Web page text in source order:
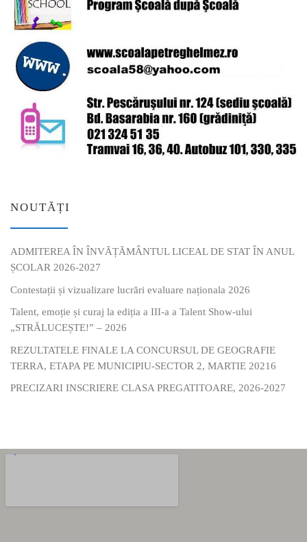
NOUTĂȚI
ADMITEREA ÎN ÎNVĂȚĂMÂNTUL LICEAL DE STAT ÎN ANUL
ȘCOLAR 2026-2027
Contestații și vizualizare lucrări evaluare naționala 2026
Talent, emoție și curaj la ediția a III-a a Talent Show-ului
„STRĂLUCEȘTE!” – 2026
REZULTATELE FINALE LA CONCURSUL DE GEOGRAFIE
TERRA, ETAPA PE MUNICIPIU-SECTOR 2, MARTIE 20216
PRECIZARI INSCRIERE CLASA PREGATITOARE, 2026-2027